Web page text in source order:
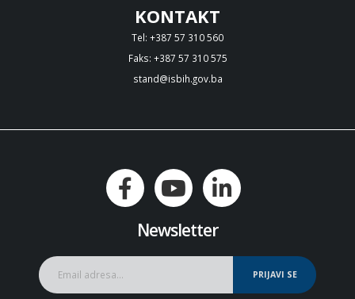
KONTAKT
Tel: +387 57 310 560
Faks: +387 57 310 575
stand@isbih.gov.ba
Newsletter
PRIJAVI SE